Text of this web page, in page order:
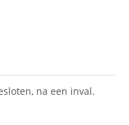
na een inval.